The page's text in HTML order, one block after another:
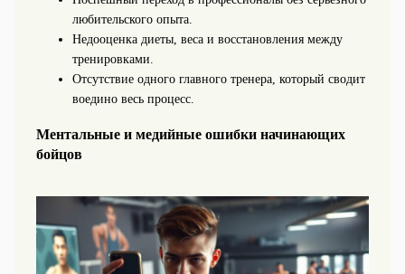
любительского опыта.
Недооценка диеты, веса и восстановления между
тренировками.
Отсутствие одного главного тренера, который сводит
воедино весь процесс.
Ментальные и медийные ошибки начинающих
бойцов